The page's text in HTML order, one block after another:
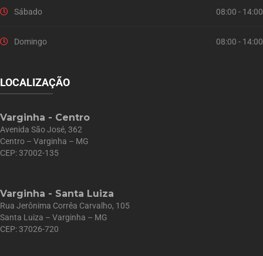
Sábado 08:00 - 14:00
Domingo 08:00 - 14:00
LOCALIZAÇÃO
Varginha - Centro
Avenida São José, 362
Centro – Varginha – MG
CEP: 37002-135
Varginha - Santa Luiza
Rua Jerônima Corrêa Carvalho, 105
Santa Luiza – Varginha – MG
CEP: 37026-720